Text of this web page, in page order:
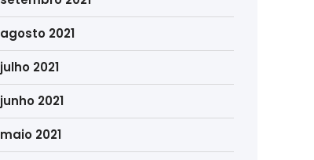
agosto 2021
julho 2021
junho 2021
maio 2021